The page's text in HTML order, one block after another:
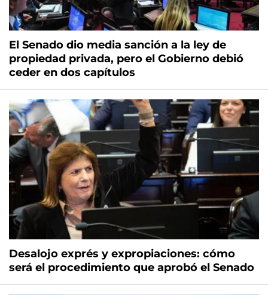
El Senado dio media sanción a la ley de
propiedad privada, pero el Gobierno debió
ceder en dos capítulos
Desalojo exprés y expropiaciones: cómo
será el procedimiento que aprobó el Senado